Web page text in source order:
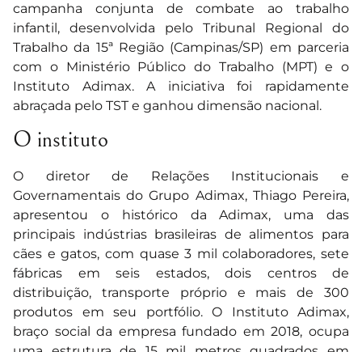
campanha conjunta de combate ao trabalho
infantil, desenvolvida pelo Tribunal Regional do
Trabalho da 15ª Região (Campinas/SP) em parceria
com o Ministério Público do Trabalho (MPT) e o
Instituto Adimax. A iniciativa foi rapidamente
abraçada pelo TST e ganhou dimensão nacional.
O instituto
O diretor de Relações Institucionais e
Governamentais do Grupo Adimax, Thiago Pereira,
apresentou o histórico da Adimax, uma das
principais indústrias brasileiras de alimentos para
cães e gatos, com quase 3 mil colaboradores, sete
fábricas em seis estados, dois centros de
distribuição, transporte próprio e mais de 300
produtos em seu portfólio. O Instituto Adimax,
braço social da empresa fundado em 2018, ocupa